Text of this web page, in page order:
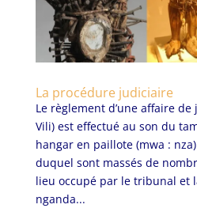
La procédure judiciaire
Le règlement d’une affaire
Vili) est effectué au son du
hangar en paillote (mwa :
duquel sont massés de
lieu occupé par le tribunal et
nganda...